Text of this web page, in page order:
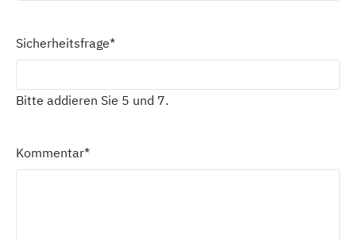
Sicherheitsfrage*
Bitte addieren Sie 5 und 7.
Kommentar*